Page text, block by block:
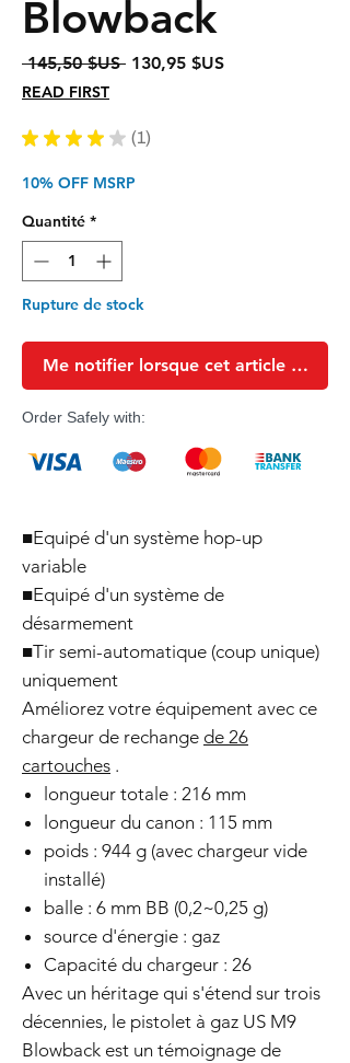
Blowback
145,50 $US Prix
130,95 $USPrix
READ FIRST
★ ★ ★ ★ ★ 1
1
10% OFF MSRP
Quantité *
Rupture de stock
Me notifier lorsque cet article est
Order Safely with:
■Equipé d'un système hop-up
variable
■Equipé d'un système de
désarmement
■Tir semi-automatique (coup unique)
uniquement
Améliorez votre équipement avec ce
chargeur de rechange de 26
cartouches .
longueur totale : 216 mm
longueur du canon : 115 mm
poids : 944 g (avec chargeur vide
installé)
balle : 6 mm BB (0,2~0,25 g)
source d'énergie : gaz
Capacité du chargeur : 26
Avec un héritage qui s'étend sur trois
décennies, le pistolet à gaz US M9
Blowback est un témoignage de